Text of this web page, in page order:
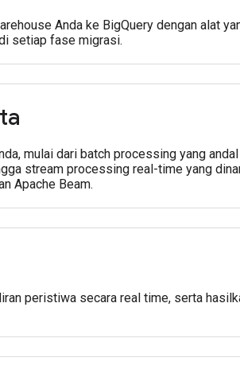
Anda ke BigQuery dengan alat
setiap fase migrasi.
mulai dari batch processing yang
stream processing real-time yang
Apache Beam.
peristiwa secara real time, serta